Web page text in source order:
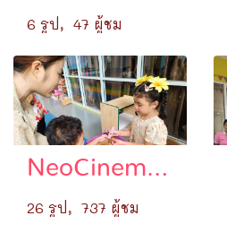
6 รูป, 47 ผู้ชม
NeoCinema 2024
26 รูป, 737 ผู้ชม